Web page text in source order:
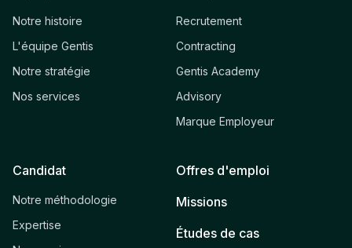
Notre histoire
L'équipe Gentis
Notre stratégie
Nos services
Recrutement
Contracting
Gentis Academy
Advisory
Marque Employeur
Candidat
Notre méthodologie
Expertise
Offres d'emploi
Missions
Études de cas